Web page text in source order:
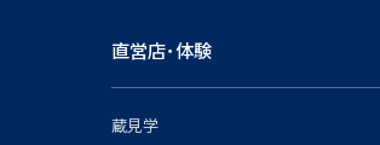
直営店･体験
蔵見学